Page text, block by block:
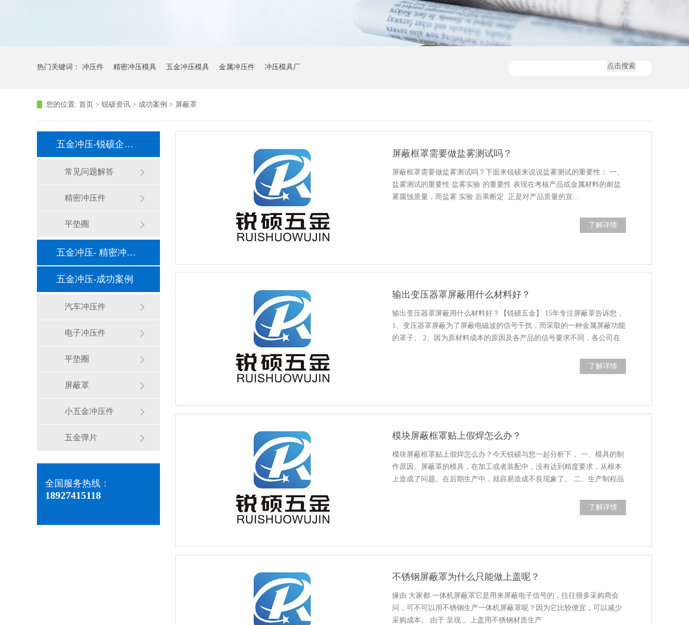
热门关键词： 冲压件 精密冲压模具 五金冲压模具 金属冲压件 冲压模具厂
您的位置: 首页 > 锐硕资讯 > 成功案例 > 屏蔽罩
五金冲压-锐硕企业动态
常见问题解答
精密冲压件
平垫圈
五金冲压- 精密冲压件行业新闻
五金冲压-成功案例
汽车冲压件
电子冲压件
平垫圈
屏蔽罩
小五金冲压件
五金弹片
全国服务热线：
18927415118
屏蔽框罩需要做盐雾测试吗？
屏蔽框罩需要做盐雾测试吗？下面来锐硕来说说盐雾测试的重要性： 一、
盐雾测试的重要性 盐雾实验 的重要性 表现在考核产品或金属材料的耐盐
雾腐蚀质量，而盐雾 实验 后果断定 正是对产品质量的宣...
了解详情
输出变压器罩屏蔽用什么材料好？
输出变压器罩屏蔽用什么材料好？【锐硕五金】 15年专注屏蔽罩告诉您，
1、变压器罩屏蔽为了屏蔽电磁波的信号干扰，而采取的一种金属屏蔽功能
的罩子。 2、因为原材料成本的原因及各产品的信号要求不同，各公司在
了解详情
模块屏蔽框罩贴上假焊怎么办？
模块屏蔽框罩贴上假焊怎么办？今天锐硕与您一起分析下， 一、模具的制
作原因。屏蔽罩的模具，在加工或者装配中，没有达到精度要求，从根本
上造成了问题。在后期生产中，就容易造成不良现象了。 二、生产制程品
了解详情
不锈钢屏蔽罩为什么只能做上盖呢？
缘由 大家都 一体机屏蔽罩它是用来屏蔽电子信号的，往往很多采购商会
问，可不可以用不锈钢生产一体机屏蔽罩呢？因为它比较便宜，可以减少
采购成本。 由于 呈现 。上盖用不锈钢材质生产